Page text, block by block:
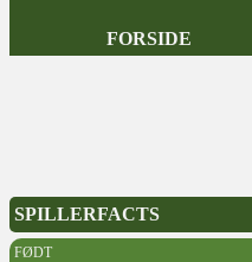
FORSIDE
SPILLERFACTS
FØDT